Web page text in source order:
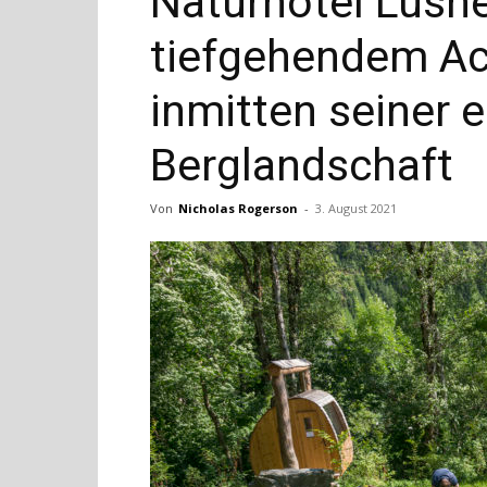
tiefgehendem
inmitten seiner
Berglandschaft
Von Nicholas Rogerson - 3. August 2021